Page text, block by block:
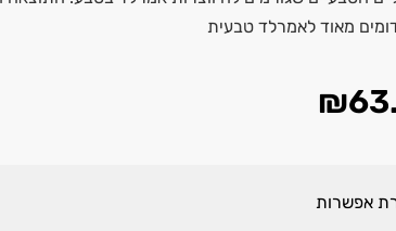
מאוד לאמרלד טבעית
₪